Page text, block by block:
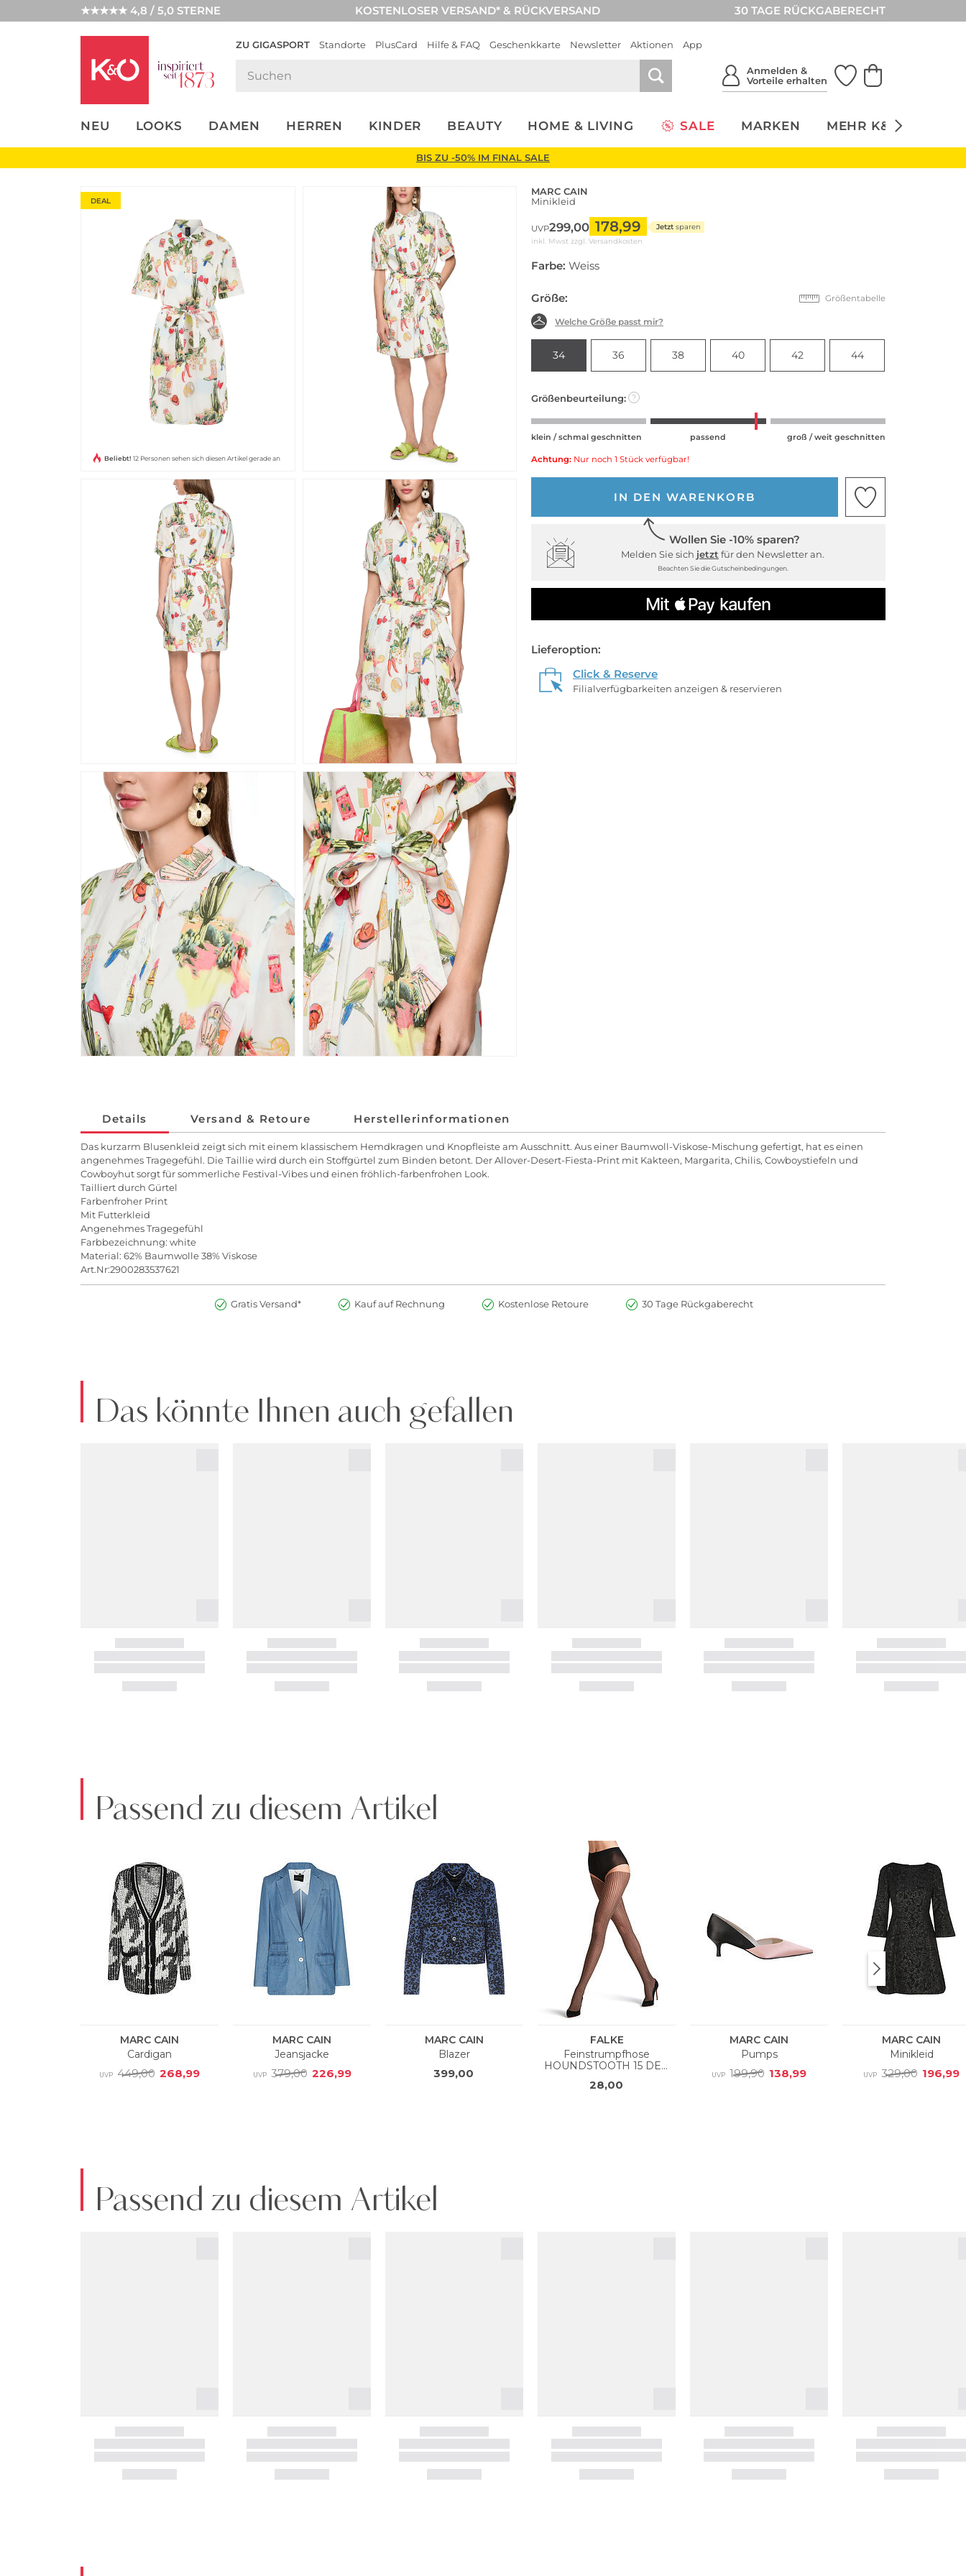
★★★★★ 4,8 / 5,0 STERNE KOSTENLOSER VERSAND* & RÜCKVERSAND 30 TAGE RÜCKGABERECHT
ZU GIGASPORT Standorte PlusCard Hilfe & FAQ Geschenkkarte Newsletter Aktionen App
Anmelden &
Vorteile erhalten
NEU LOOKS DAMEN HERREN KINDER BEAUTY HOME & LIVING SALE MARKEN MEHR K&Ö
UNSERE APP
CLICK &
BIS ZU -50% IM FINAL SALE
DEAL
Beliebt! 12 Personen sehen sich diesen Artikel gerade an
MARC CAIN
Minikleid
UVP299,00 178,99 Jetzt sparen
inkl. Mwst zzgl. Versandkosten
Farbe: Weiss
Größe: Größentabelle
Welche Größe passt mir?
34 36 38 40 42 44
Größenbeurteilung: ?
klein / schmal geschnitten passend groß / weit geschnitten
Achtung: Nur noch 1 Stück verfügbar!
IN DEN WARENKORB
Wollen Sie -10% sparen?
Melden Sie sich jetzt für den Newsletter an.
Beachten Sie die Gutscheinbedingungen.
Lieferoption:
Click & Reserve
Filialverfügbarkeiten anzeigen & reservieren
Details Versand & Retoure Herstellerinformationen
Das kurzarm Blusenkleid zeigt sich mit einem klassischem Hemdkragen und Knopfleiste am Ausschnitt. Aus einer Baumwoll-Viskose-Mischung gefertigt, hat es einen
angenehmes Tragegefühl. Die Taillie wird durch ein Stoffgürtel zum Binden betont. Der Allover-Desert-Fiesta-Print mit Kakteen, Margarita, Chilis, Cowboystiefeln und
Cowboyhut sorgt für sommerliche Festival-Vibes und einen fröhlich-farbenfrohen Look.
Tailliert durch Gürtel
Farbenfroher Print
Mit Futterkleid
Angenehmes Tragegefühl
Farbbezeichnung: white
Material: 62% Baumwolle 38% Viskose
Art.Nr:2900283537621
Gratis Versand* Kauf auf Rechnung Kostenlose Retoure 30 Tage Rückgaberecht
Das könnte Ihnen auch gefallen
Passend zu diesem Artikel
Passend zu diesem Artikel